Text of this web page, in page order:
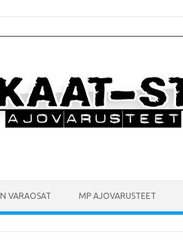
VARAOSAT MP AJOVARUSTEET